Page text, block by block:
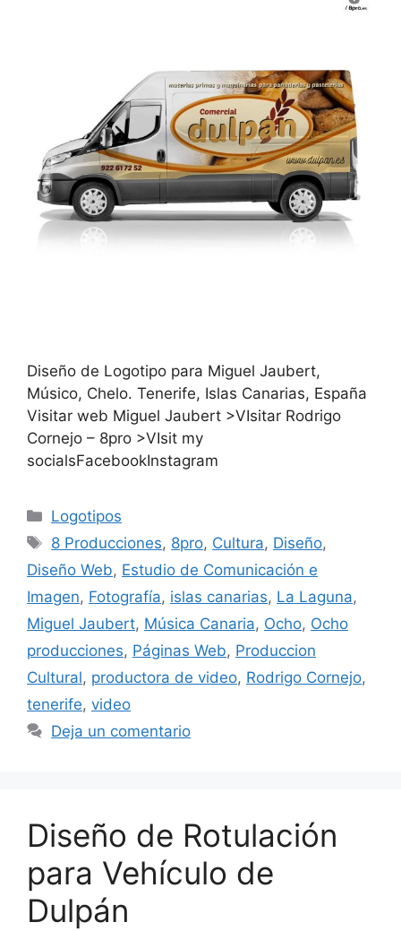
Diseño de Logotipo para Miguel Jaubert,
Músico, Chelo. Tenerife, Islas Canarias, España
Visitar web Miguel Jaubert >VIsitar Rodrigo
Cornejo – 8pro >VIsit my
socialsFacebookInstagram
Logotipos
8 Producciones, 8pro, Cultura, Diseño,
Diseño Web, Estudio de Comunicación e
Imagen, Fotografía, islas canarias, La Laguna,
Miguel Jaubert, Música Canaria, Ocho, Ocho
producciones, Páginas Web, Produccion
Cultural, productora de video, Rodrigo Cornejo,
tenerife, video
Deja un comentario
Diseño de Rotulación
para Vehículo de
Dulpán